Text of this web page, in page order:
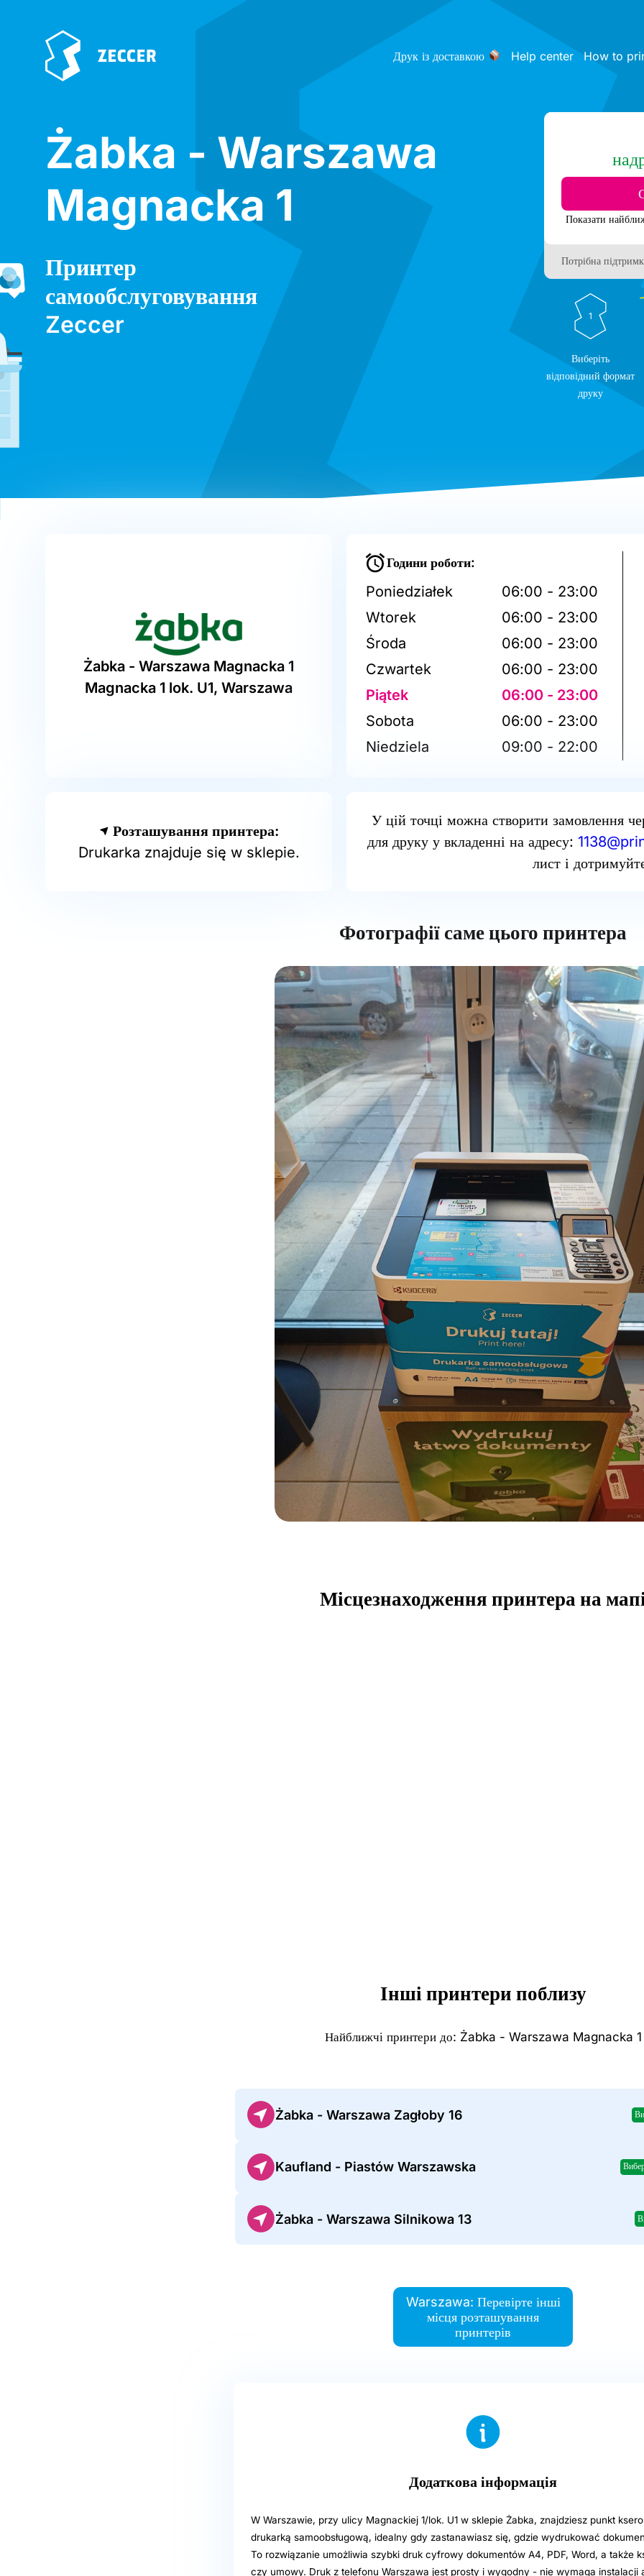
Друк із доставкою Help center How to
Żabka - Warszawa
Magnacka 1
Принтер
самообслуговування
Zeccer
Потрібна
1
Виберіть
відповідний формат
друку
Żabka - Warszawa Magnacka 1
Magnacka 1 lok. U1, Warszawa
Години роботи:
Poniedziałek
06:00 - 23:00
Wtorek
06:00 - 23:00
Środa
06:00 - 23:00
Czwartek
06:00 - 23:00
Piątek
06:00 - 23:00
Sobota
06:00 - 23:00
Niedziela
09:00 - 22:00
Розташування принтера:
Drukarka znajduje się w sklepie.
У цій точці можна створити замовлення
для друку у вкладенні на адресу:
лист і
Фотографії саме цього принтера
Місцезнаходження принтера на
Інші принтери поблизу
Найближчі принтери до: Żabka - Warszawa Magnacka 1
Żabka - Warszawa Zagłoby 16
Kaufland - Piastów Warszawska
Żabka - Warszawa Silnikowa 13
Warszawa: Перевірте інші
місця розташування
принтерів
Додаткова інформація
W Warszawie, przy ulicy Magnackiej 1/lok. U1 w sklepie Żabka, znajdziesz punkt
drukarką samoobsługową, idealny gdy zastanawiasz się, gdzie wydrukować
To rozwiązanie umożliwia szybki druk cyfrowy dokumentów A4, PDF, Word, a także
czy umowy. Druk z telefonu Warszawa jest prosty i wygodny - nie wymaga instalacji